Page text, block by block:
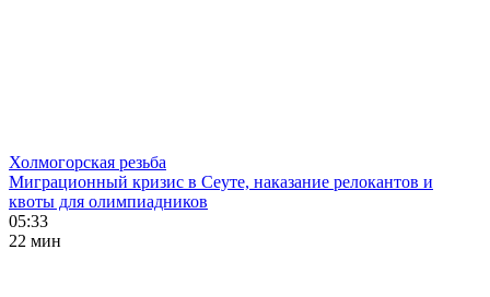
Холмогорская резьба
Миграционный кризис в Сеуте, наказание релокантов и
квоты для олимпиадников
05:33
22 мин